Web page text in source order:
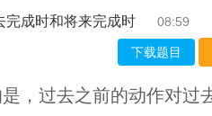
成时和将来完成时 08:59
下载题目
，过去之前的动作对过